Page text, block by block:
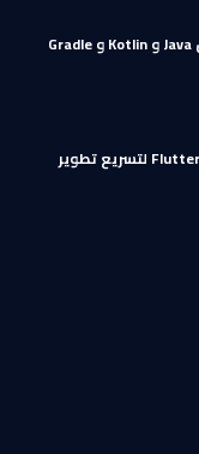
حل مشكلة التوافق بين Java و Kotlin و Gradle
أفضل الـ Packages في Flutter لتسريع تطوير